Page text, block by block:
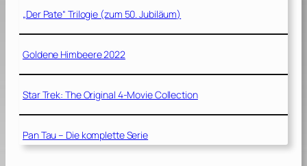
„Der Pate“ Trilogie (zum 50. Jubiläum)
Goldene Himbeere 2022
Star Trek: The Original 4-Movie Collection
Pan Tau – Die komplette Serie